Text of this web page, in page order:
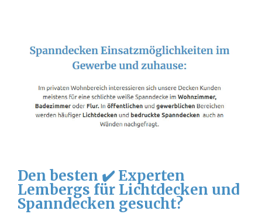
Den besten ✔️ Experten
Lembergs für Lichtdecken und
Spanndecken gesucht?